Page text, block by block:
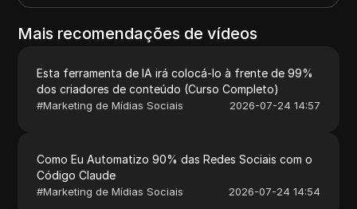
Mais recomendações de vídeos
Esta ferramenta de IA irá colocá-lo à frente de 99%
dos criadores de conteúdo (Curso Completo)
#Marketing de Mídias Sociais 2026-07-24 14:57
Como Eu Automatizo 90% das Redes Sociais com o
Código Claude
#Marketing de Mídias Sociais 2026-07-24 14:54